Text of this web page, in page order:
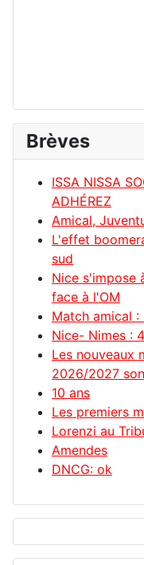
Brèves
ISSA NISSA
ADHÉREZ
Amical,
L'effet
sud
Nice s'impose
face à l'OM
Match amical
Nice- Nimes :
Les nouveaux
2026/2027
10 ans
Les premiers
Lorenzi au
Amendes
DNCG: ok